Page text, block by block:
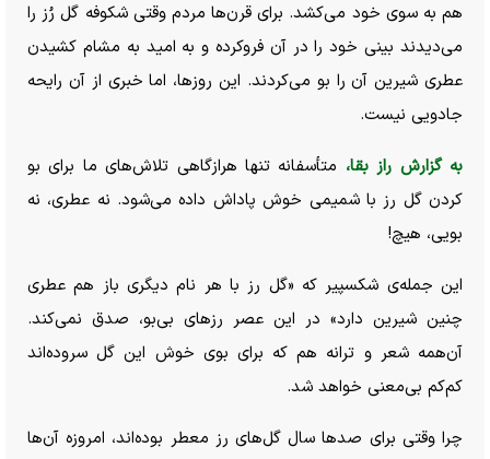
هم به سوی خود می‌کشد. برای قرن‌ها مردم وقتی شکوفه گل رُز را
می‌دیدند بینی خود را در آن فروکرده و به امید به مشام کشیدن
عطری شیرین آن را بو می‌کردند. این روزها، اما خبری از آن رایحه
جادویی نیست.
به گزارش راز بقا، متأسفانه تنها هرازگاهی تلاش‌های ما برای بو
کردن گل رز با شمیمی خوش پاداش داده می‌شود. نه عطری، نه
بویی، هیچ!
این جمله‌ی شکسپیر که «گل رز با هر نام دیگری باز هم عطری
چنین شیرین دارد» در این عصر رز‌های بی‌بو، صدق نمی‌کند.
آن‌همه شعر و ترانه هم که برای بوی خوش این گل سروده‌اند
کم‌کم بی‌معنی خواهد شد.
چرا وقتی برای صد‌ها سال گل‌های رز معطر بوده‌اند، امروزه آن‌ها